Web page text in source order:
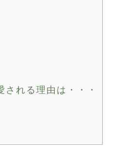
れる理由は・・・